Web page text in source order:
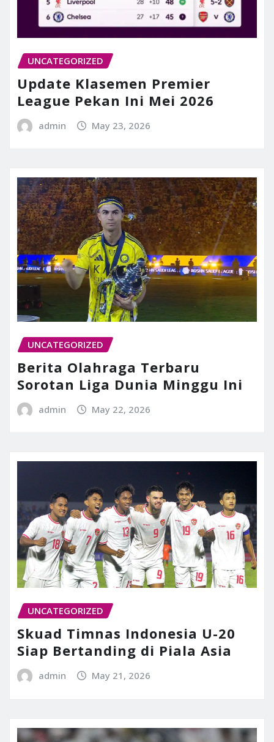
UNCATEGORIZED
Update Klasemen Premier
League Pekan Ini Mei 2026
admin May 23, 2026
UNCATEGORIZED
Berita Olahraga Terbaru
Sorotan Liga Dunia Minggu Ini
admin May 22, 2026
UNCATEGORIZED
Skuad Timnas Indonesia U-20
Siap Bertanding di Piala Asia
admin May 21, 2026